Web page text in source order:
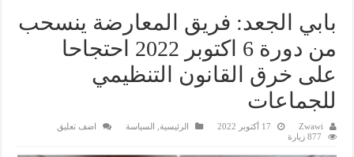
بابي الجعد: فريق المعارضة ينسحب
من دورة 6 اكتوبر 2022 احتجاحا
على خرق القانون التنظيمي
للجماعات
Zwawi 17 أكتوبر 2022 الرئيسية السياسة
اضف تعليق
877 زيارة